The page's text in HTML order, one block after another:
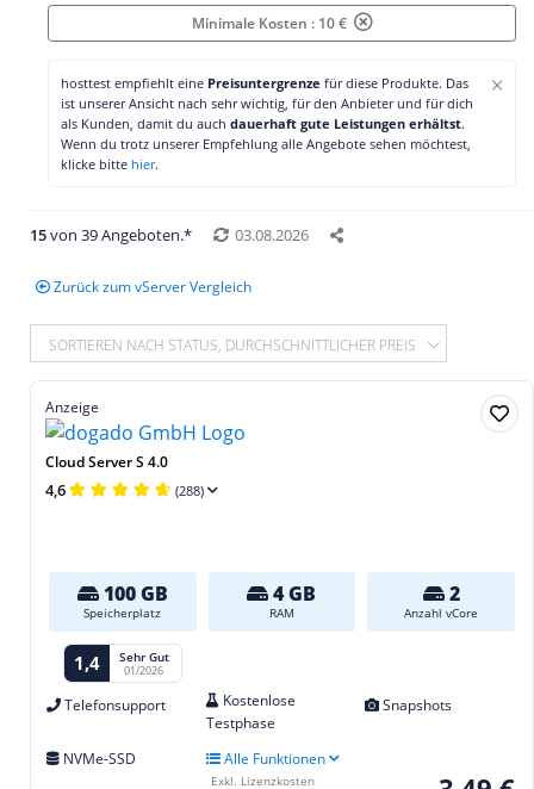
Minimale Kosten : 10 €
×
hosttest empfiehlt eine Preisuntergrenze für diese Produkte. Das
ist unserer Ansicht nach sehr wichtig, für den Anbieter und für dich
als Kunden, damit du auch dauerhaft gute Leistungen erhältst.
Wenn du trotz unserer Empfehlung alle Angebote sehen möchtest,
klicke bitte hier.
15von 39 Angeboten.* 03.08.2026
Zurück zum vServer Vergleich
SORTIEREN NACH STATUS, DURCHSCHNITTLICHER PREIS
Anzeige
Cloud Server S 4.0
4,6 (288)
100 GB
Speicherplatz
4 GB
RAM
2
Anzahl vCore
1,4 Sehr Gut
01/2026
Telefonsupport
Kostenlose
Testphase
Snapshots
NVMe-SSD Alle Funktionen
Exkl. Lizenzkosten